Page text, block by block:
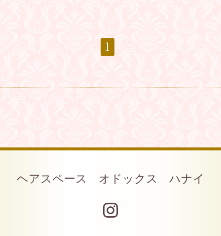
1
ヘアスペース オドックス ハナイ